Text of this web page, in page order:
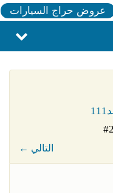
عروض حراج السيارات
← التالي